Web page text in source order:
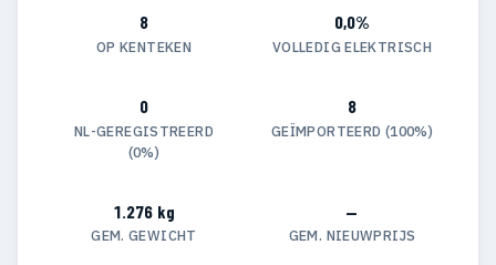
8
OP KENTEKEN
0,0%
VOLLEDIG ELEKTRISCH
0
NL-GEREGISTREERD
(0%)
8
GEÏMPORTEERD (100%)
1.276 kg
GEM. GEWICHT
—
GEM. NIEUWPRIJS